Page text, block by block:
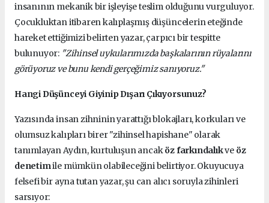
insanının mekanik bir işleyişe teslim olduğunu vurguluyor.
Çocukluktan itibaren kalıplaşmış düşüncelerin eteğinde
hareket ettiğimizi belirten yazar, çarpıcı bir tespitte
bulunuyor: "Zihinsel uykularımızda başkalarının rüyalarını
görüyoruz ve bunu kendi gerçeğimiz sanıyoruz."
Hangi Düşünceyi Giyinip Dışarı Çıkıyorsunuz?
Yazısında insan zihninin yarattığı blokajları, korkuları ve
olumsuz kalıpları birer "zihinsel hapishane" olarak
tanımlayan Aydın, kurtuluşun ancaköz farkındalıkve öz
denetimile mümkün olabileceğini belirtiyor. Okuyucuya
felsefi bir ayna tutan yazar, şu can alıcı soruyla zihinleri
sarsıyor: